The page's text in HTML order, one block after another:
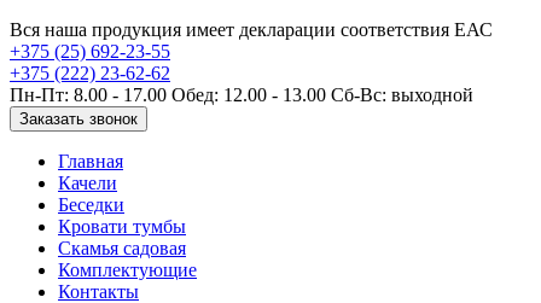
Вся наша продукция имеет декларации соответствия ЕАС
+375 (25) 692-23-55
+375 (222) 23-62-62
Пн-Пт: 8.00 - 17.00 Обед: 12.00 - 13.00 Сб-Вс: выходной
Заказать звонок
Главная
Качели
Беседки
Кровати тумбы
Скамья садовая
Комплектующие
Контакты